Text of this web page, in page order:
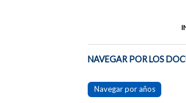
NAVEGAR POR LOS
Navegar por años